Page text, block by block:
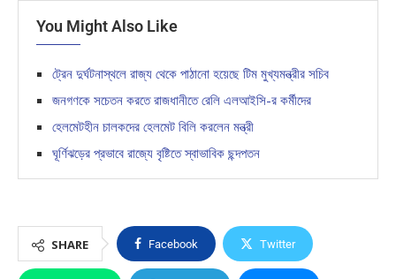
You Might Also Like
ট্রেন দুর্ঘটনাস্থলে রাজ্য থেকে পাঠানো হয়েছে টিম মুখ্যমন্ত্রীর সচিব
জনগণকে সচেতন করতে রাজধানীতে রেলি এলআইসি-র কর্মীদের
হেলমেটহীন চালকদের হেলমেট বিলি করলেন মন্ত্রী
ঘূর্ণিঝড়ের প্রভাবে রাজ্যে বৃষ্টিতে স্বাভাবিক ছন্দপতন
SHARE Facebook Twitter